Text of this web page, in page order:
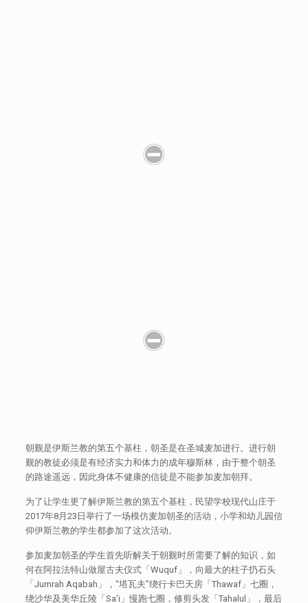
朝觐是伊斯兰教的第五个基柱，朝圣是在圣城麦加进行。进行朝
觐的教徒必须是有经济实力和体力的成年穆斯林，由于整个朝圣
的路途遥远，因此身体不健康的信徒是不能参加麦加朝拜。
为了让学生更了解伊斯兰教的第五个基柱，民望学校现代山庄于
2017年8月23日举行了一场模仿麦加朝圣的活动，小学和幼儿园信
仰伊斯兰教的学生都参加了这次活动。
参加麦加朝圣的学生首先听解关于朝觐时所需要了解的知识，如
何在阿拉法特山做屋古夫仪式「Wuquf」，向最大的柱子扔石头
「Jumrah Aqabah」，“塔瓦夫”绕行卡巴天房「Thawaf」七圈，
绕沙华及美华丘陵「Sa'i」慢跑七圈，修剪头发「Tahalul」，最后